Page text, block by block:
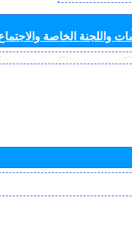
واللجنة الخاصة